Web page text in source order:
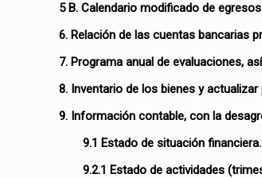
5 B. Calendario modificado de
6. Relación de las cuentas bancarias
7. Programa anual de evaluaciones,
8. Inventario de los bienes y
9. Información contable, con la
9.1 Estado de situación financiera.
9.2.1 Estado de actividades